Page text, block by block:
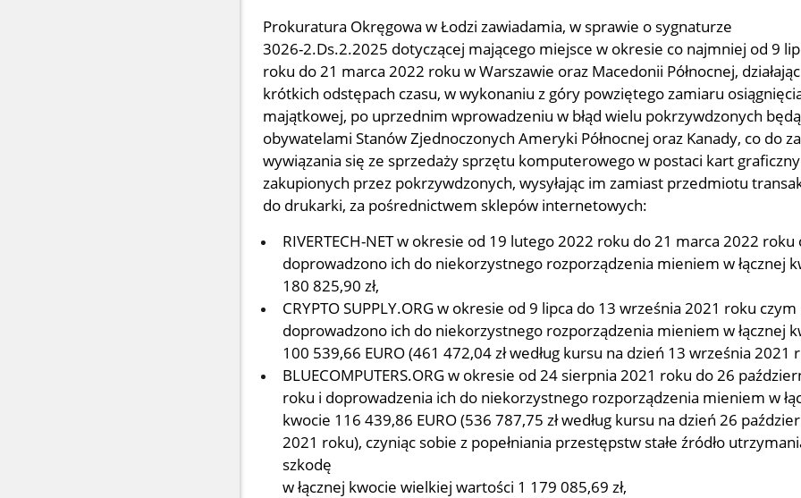
Prokuratura Okręgowa w Łodzi zawiadamia, w sprawie o sygnaturze
3026-2.Ds.2.2025 dotyczącej mającego miejsce w okresie co najmniej od 9
roku do 21 marca 2022 roku w Warszawie oraz Macedonii Północnej,
krótkich odstępach czasu, w wykonaniu z góry powziętego zamiaru
majątkowej, po uprzednim wprowadzeniu w błąd wielu pokrzywdzonych
obywatelami Stanów Zjednoczonych Ameryki Północnej oraz Kanady, co do
wywiązania się ze sprzedaży sprzętu komputerowego w postaci kart
zakupionych przez pokrzywdzonych, wysyłając im zamiast przedmiotu
do drukarki, za pośrednictwem sklepów internetowych:
RIVERTECH-NET w okresie od 19 lutego 2022 roku do 21 marca 2022 roku
doprowadzono ich do niekorzystnego rozporządzenia mieniem w łącznej
180 825,90 zł,
CRYPTO SUPPLY.ORG w okresie od 9 lipca do 13 września 2021 roku czym
doprowadzono ich do niekorzystnego rozporządzenia mieniem w łącznej
100 539,66 EURO (461 472,04 zł według kursu na dzień 13 września 2021
BLUECOMPUTERS.ORG w okresie od 24 sierpnia 2021 roku do 26
roku i doprowadzenia ich do niekorzystnego rozporządzenia mieniem w
kwocie 116 439,86 EURO (536 787,75 zł według kursu na dzień 26
2021 roku), czyniąc sobie z popełniania przestępstw stałe źródło
szkodę
w łącznej kwocie wielkiej wartości 1 179 085,69 zł,